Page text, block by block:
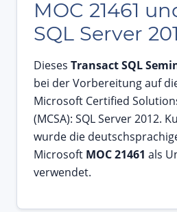
MOC 21461
SQL Server
Dieses Transact SQL
bei der Vorbereitung auf
Microsoft Certified
(MCSA): SQL Server 2012.
wurde die
Microsoft MOC 21461 als
verwendet.